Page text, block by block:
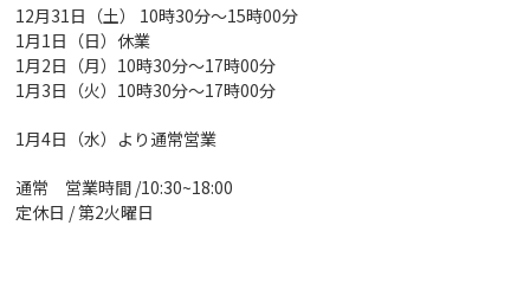
12月31日（土） 10時30分～15時00分
1月1日（日）休業
1月2日（月）10時30分～17時00分
1月3日（火）10時30分～17時00分
1月4日（水）より通常営業
通常 営業時間 /10:30~18:00
定休日 / 第2火曜日